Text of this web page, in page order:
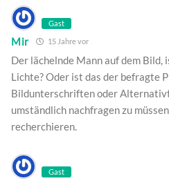
Gast
Mir 15 Jahre vor
Der lächelnde Mann auf dem Bild,
Lichte? Oder ist das der befragte
Bildunterschriften oder
umständlich nachfragen zu
recherchieren.
Gast